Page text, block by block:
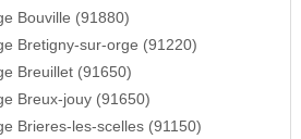
Bouville (91880)
Bretigny-sur-orge (91220)
Breuillet (91650)
Breux-jouy (91650)
Brieres-les-scelles (91150)